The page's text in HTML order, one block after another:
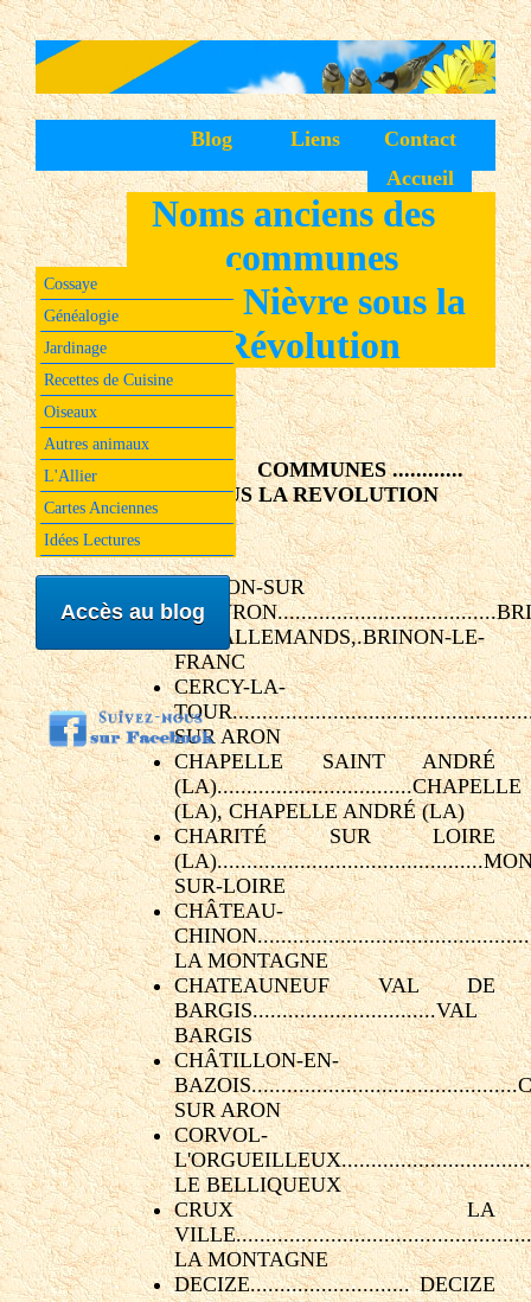
Contact
Liens
Blog
Accueil
Cossaye
Généalogie
Jardinage
Recettes de Cuisine
Oiseaux
Autres animaux
L'Allier
Cartes Anciennes
Idées Lectures
Accès au blog
Noms anciens des
communes
de la Nièvre sous la
Révolution
COMMUNES ............
NOMS SOUS LA REVOLUTION
BRINON-SUR
LES-ALLEMANDS,.BRINON-LE-
FRANC
CERCY-LA-
SUR ARON
CHAPELLE SAINT ANDRÉ
(LA).................................CHAPELLE
(LA), CHAPELLE ANDRÉ (LA)
CHARITÉ SUR LOIRE
SUR-LOIRE
CHÂTEAU-
LA MONTAGNE
CHATEAUNEUF VAL DE
BARGIS...............................VAL
BARGIS
CHÂTILLON-EN-
SUR ARON
CORVOL-
LE BELLIQUEUX
CRUX LA
LA MONTAGNE
DECIZE........................... DECIZE